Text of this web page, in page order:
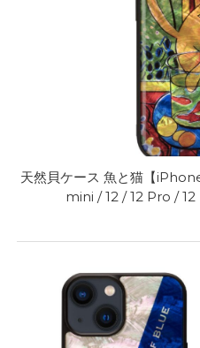
天然貝ケース 魚と猫【
mini / 12 / 12 Pro / 12